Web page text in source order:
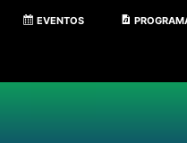
EVENTOS